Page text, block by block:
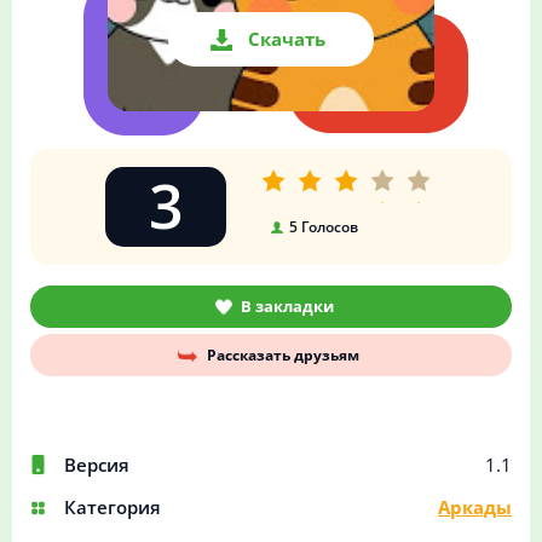
Скачать
Версия
1.1
Категория
Аркады
3 5Голосов
В закладки
Рассказать друзьям